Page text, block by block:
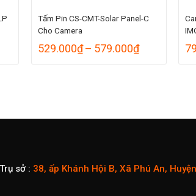
Tấm Pin CS-CMT-Solar Panel-C
Cho Camera
529.000₫ – 579.000₫Khoảng
Trụ sở : 38, ấp Khánh Hội B, Xã Phú An,